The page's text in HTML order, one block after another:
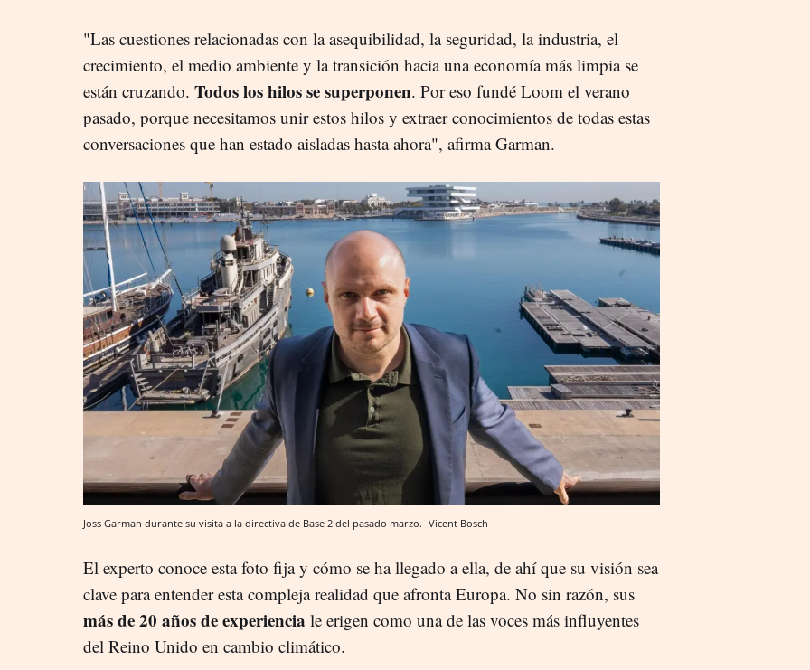
"Las cuestiones relacionadas con la asequibilidad, la seguridad, la industria, el
crecimiento, el medio ambiente y la transición hacia una economía más limpia se
están cruzando. Todos los hilos se superponen. Por eso fundé Loom el verano
pasado, porque necesitamos unir estos hilos y extraer conocimientos de todas estas
conversaciones que han estado aisladas hasta ahora", afirma Garman.
Joss Garman durante su visita a la directiva de Base 2 del pasado marzo. Vicent Bosch
El experto conoce esta foto fija y cómo se ha llegado a ella, de ahí que su visión sea
clave para entender esta compleja realidad que afronta Europa. No sin razón, sus
más de 20 años de experiencia le erigen como una de las voces más influyentes
del Reino Unido en cambio climático.